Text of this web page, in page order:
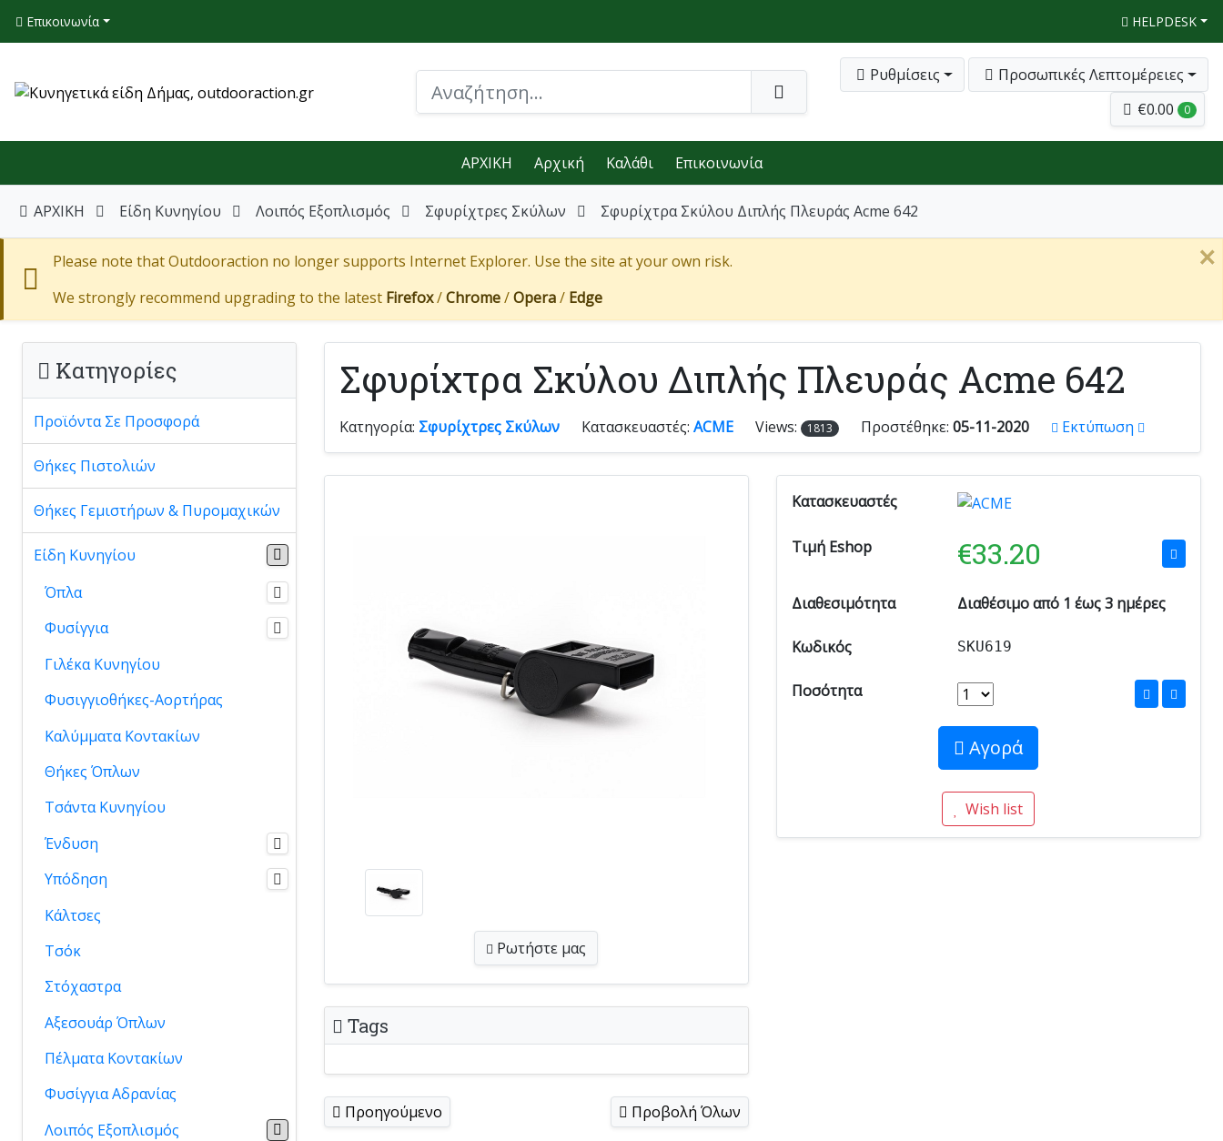
Επικοινωνία HELPDESK
Ρυθμίσεις
Προσωπικές Λεπτομέρειες
€0.00
0
ΑΡΧΙΚΗ Αρχική Καλάθι Επικοινωνία
ΑΡΧΙΚΗ Είδη Κυνηγίου Λοιπός Εξοπλισμός Σφυρίχτρες Σκύλων Σφυρίχτρα Σκύλου Διπλής Πλευράς Acme 642
Please note that Outdooraction no longer supports Internet Explorer. Use the site at your own risk.
We strongly recommend upgrading to the latest Firefox/Chrome/Opera/ Edge
×
Σφυρίχτρα Σκύλου Διπλής Πλευράς Acme 642
Κατηγορία: Σφυρίχτρες Σκύλων Κατασκευαστές: ACME Views: 1813 Προστέθηκε: 05-11-2020 Εκτύπωση
Ρωτήστε μας
Tags
Προηγούμενο Προβολή Όλων
Κατασκευαστές
Τιμή Eshop €33.20
Διαθεσιμότητα Διαθέσιμο από 1 έως 3 ημέρες
Κωδικός SKU619
Ποσότητα
Αγορά
Wish list
Κατηγορίες
Προϊόντα Σε Προσφορά
Θήκες Πιστολιών
Θήκες Γεμιστήρων & Πυρομαχικών
Είδη Κυνηγίου
Όπλα
Φυσίγγια
Γιλέκα Κυνηγίου
Φυσιγγιοθήκες-Αορτήρας
Καλύμματα Κοντακίων
Θήκες Όπλων
Τσάντα Κυνηγίου
Ένδυση
Υπόδηση
Κάλτσες
Τσόκ
Στόχαστρα
Αξεσουάρ Όπλων
Πέλματα Κοντακίων
Φυσίγγια Αδρανίας
Λοιπός Εξοπλισμός